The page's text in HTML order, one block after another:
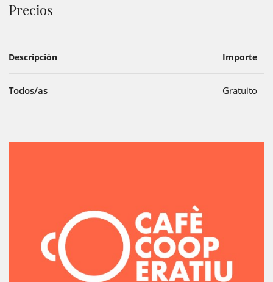
Precios
Descripción Importe
Todos/as Gratuito